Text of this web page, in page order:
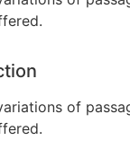
core
of